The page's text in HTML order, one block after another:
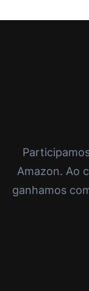
Amazon. Ao
ganhamos